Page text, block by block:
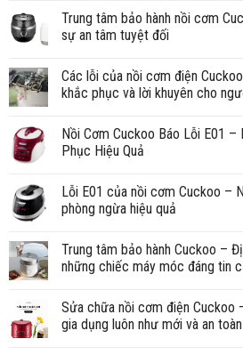
Trung tâm bảo hành nồi cơm
sự an tâm tuyệt đối
Các lỗi của nồi cơm điện
khắc phục và lời khuyên cho
Nồi Cơm Cuckoo Báo Lỗi E01 –
Phục Hiệu Quả
Lỗi E01 của nồi cơm Cuckoo –
phòng ngừa hiệu quả
Trung tâm bảo hành Cuckoo –
những chiếc máy móc đáng tin
Sửa chữa nồi cơm điện Cuckoo
gia dụng luôn như mới và an toàn